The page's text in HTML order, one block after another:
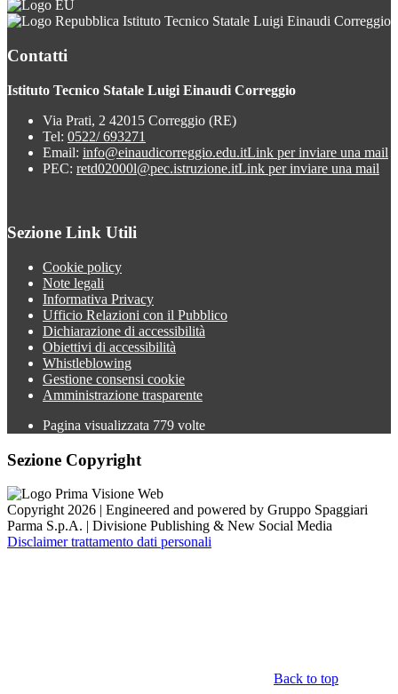
Istituto Tecnico Statale Luigi Einaudi Correggio
Contatti
Istituto Tecnico Statale Luigi Einaudi Correggio
Via Prati, 2 42015 Correggio (RE)
Tel: 0522/ 693271
Email: info@einaudicorreggio.edu.itLink per inviare una mail
PEC: retd02000l@pec.istruzione.itLink per inviare una mail
Sezione Link Utili
Cookie policy
Note legali
Informativa Privacy
Ufficio Relazioni con il Pubblico
Dichiarazione di accessibilità
Obiettivi di accessibilità
Whistleblowing
Gestione consensi cookie
Amministrazione trasparente
Pagina visualizzata 779 volte
Sezione Copyright
Copyright 2026 | Engineered and powered by Gruppo Spaggiari
Parma S.p.A. | Divisione Publishing & New Social Media
Disclaimer trattamento dati personali
Back to top